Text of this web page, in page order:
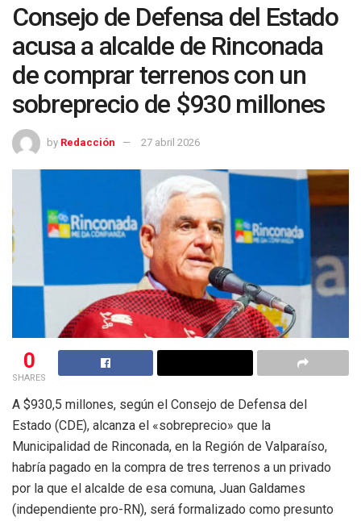
Consejo de Defensa del Estado
acusa a alcalde de Rinconada
de comprar terrenos con un
sobreprecio de $930 millones
by Redacción 27 abril 2026
0
SHARES
A $930,5 millones, según el Consejo de Defensa del
Estado (CDE), alcanza el «sobreprecio» que la
Municipalidad de Rinconada, en la Región de Valparaíso,
habría pagado en la compra de tres terrenos a un privado
por la que el alcalde de esa comuna, Juan Galdames
(independiente pro-RN), será formalizado como presunto